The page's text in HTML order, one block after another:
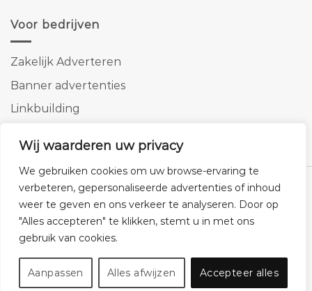
Wij waarderen uw privacy
We gebruiken cookies om uw browse-ervaring te
verbeteren, gepersonaliseerde advertenties of inhoud
weer te geven en ons verkeer te analyseren. Door op
"Alles accepteren" te klikken, stemt u in met ons
gebruik van cookies.
Aanpassen Alles afwijzen Accepteer alles
Voor bedrijven
Zakelijk Adverteren
Banner advertenties
Linkbuilding
Klantenservice Cookies Privacybeleid Disclaimer
© 2026 -